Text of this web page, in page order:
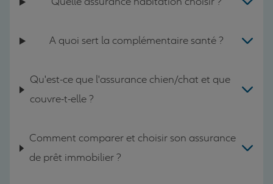
A quoi sert la complémentaire santé ?
Qu'est-ce que l'assurance chien/chat et que
couvre-t-elle ?
Comment comparer et choisir son assurance
de prêt immobilier ?